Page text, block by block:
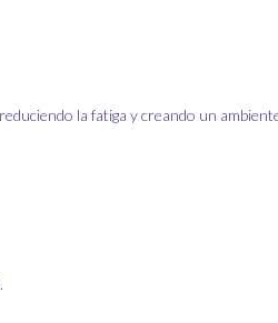
la fatiga y creando un